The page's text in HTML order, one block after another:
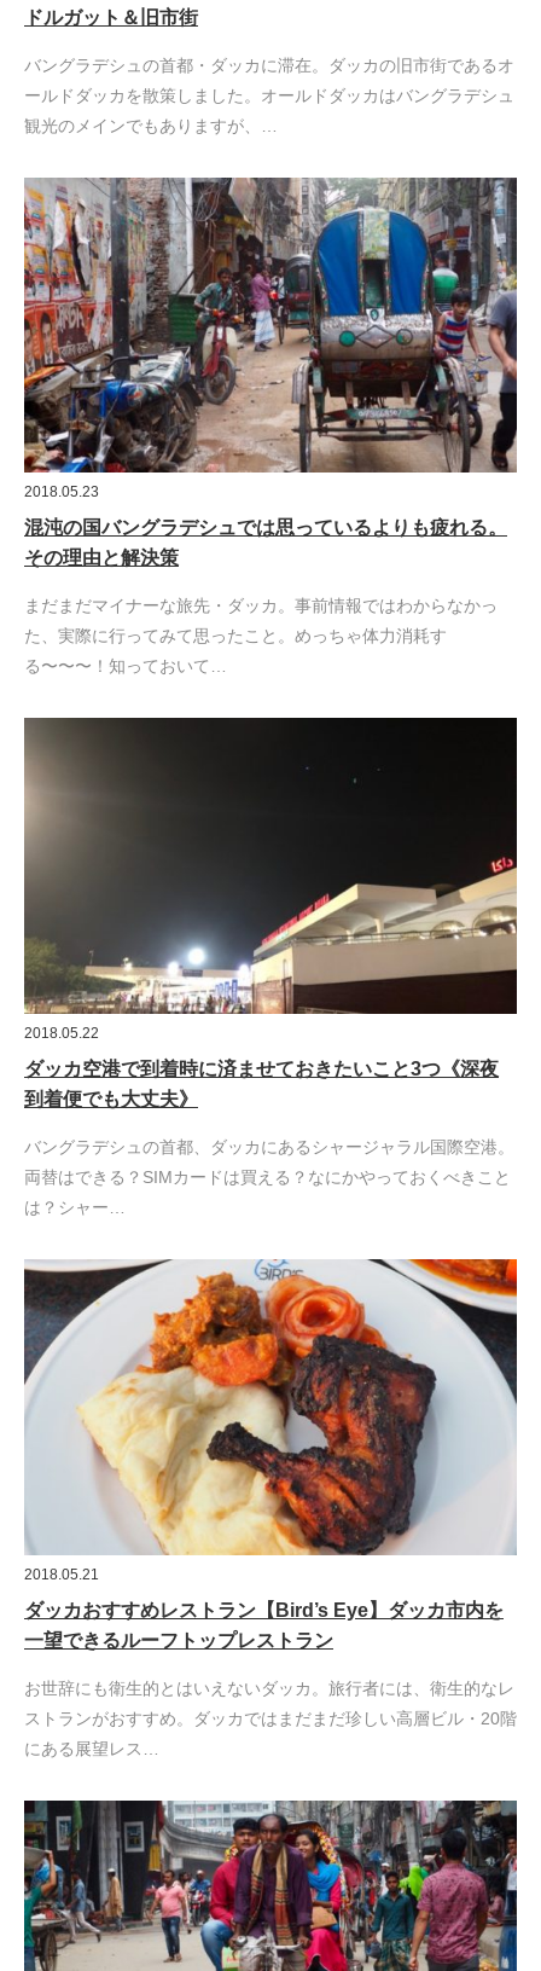
ドルガット＆旧市街
バングラデシュの首都・ダッカに滞在。ダッカの旧市街であるオ
ールドダッカを散策しました。オールドダッカはバングラデシュ
観光のメインでもありますが、…
2018.05.23
混沌の国バングラデシュでは思っているよりも疲れる。
その理由と解決策
まだまだマイナーな旅先・ダッカ。事前情報ではわからなかっ
た、実際に行ってみて思ったこと。めっちゃ体力消耗す
る〜〜〜！知っておいて…
2018.05.22
ダッカ空港で到着時に済ませておきたいこと3つ《深夜
到着便でも大丈夫》
バングラデシュの首都、ダッカにあるシャージャラル国際空港。
両替はできる？SIMカードは買える？なにかやっておくべきこと
は？シャー…
2018.05.21
ダッカおすすめレストラン【Bird’s Eye】ダッカ市内を
一望できるルーフトップレストラン
お世辞にも衛生的とはいえないダッカ。旅行者には、衛生的なレ
ストランがおすすめ。ダッカではまだまだ珍しい高層ビル・20階
にある展望レス…